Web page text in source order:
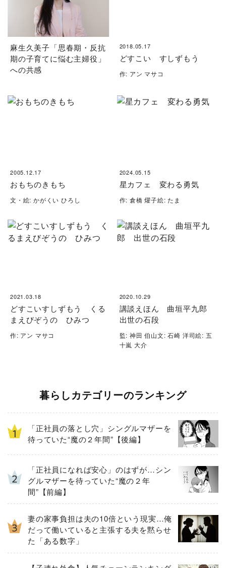
麻生久美子「思春期・反抗
期の子育てに悩む主婦役」
への共感
2018.05.17
どすこい すしずもう
作: アン マサコ
2005.12.17
おもちのきもち
文・絵: かがくい ひろし
2024.05.15
星カフェ 変わる勇気
作: 倉橋 燿子絵: たま
2021.03.18
どすこいすしずもう くる
まえびぞうの ひみつ
作: アン マサコ
2020.10.29
講談えほん 曲垣平九郎
出世の石段
監: 神田 伯山文: 石崎 洋司絵: 五
十嵐 大介
暮らしカテゴリーのランキング
「正社員の落とし穴」シングルマザーを
待っていた“魔の２年間”【後編】
「正社員になれば安心」のはずが…シン
グルマザーを待っていた“魔の２年
間”【前編】
妻の家事負担は夫の10倍という現実…俺
だって働いていると主張する夫を黙らせ
た「ある数字」